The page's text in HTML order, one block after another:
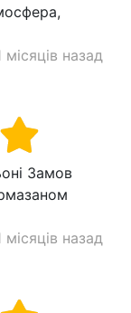
місяців назад
Замов
місяців назад